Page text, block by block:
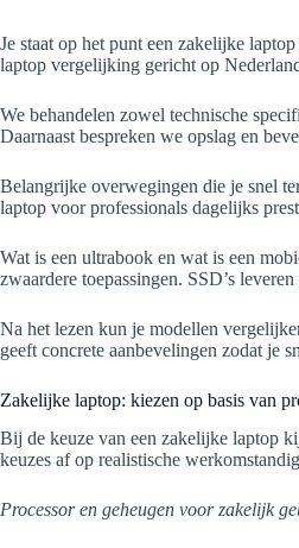
Je staat op het punt een zakelijke
laptop vergelijking gericht op
We behandelen zowel technische
Daarnaast bespreken we opslag en
Belangrijke overwegingen die je snel
laptop voor professionals dagelijks
Wat is een ultrabook en wat is een
zwaardere toepassingen. SSD’s
Na het lezen kun je modellen
geeft concrete aanbevelingen zodat je
Zakelijke laptop: kiezen op basis van
Bij de keuze van een zakelijke laptop
keuzes af op realistische
Processor en geheugen voor zakelijk